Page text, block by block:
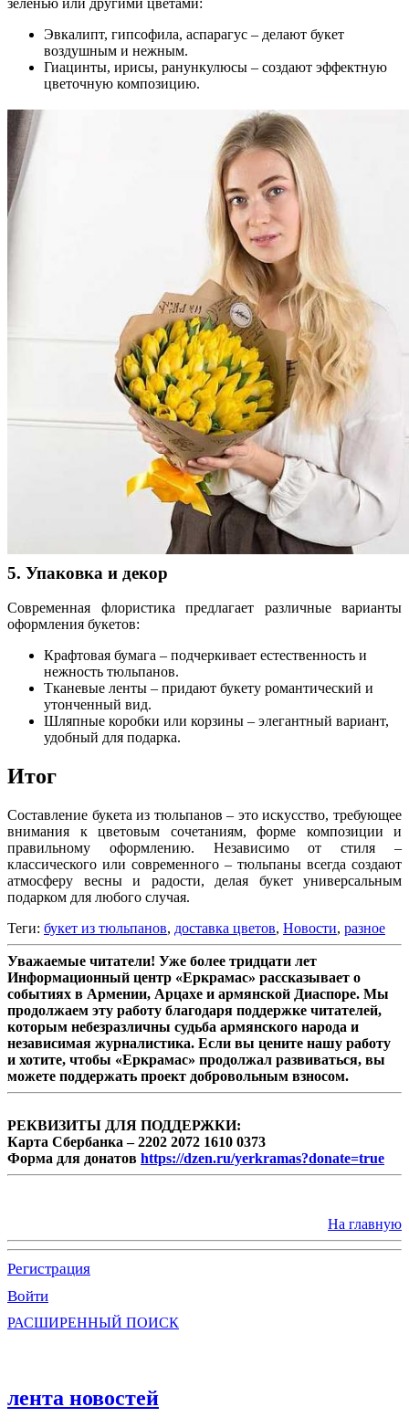
зеленью или другими цветами:
Эвкалипт, гипсофила, аспарагус – делают букет
воздушным и нежным.
Гиацинты, ирисы, ранункулюсы – создают эффектную
цветочную композицию.
5. Упаковка и декор
Современная флористика предлагает различные варианты
оформления букетов:
Крафтовая бумага – подчеркивает естественность и
нежность тюльпанов.
Тканевые ленты – придают букету романтический и
утонченный вид.
Шляпные коробки или корзины – элегантный вариант,
удобный для подарка.
Итог
Составление букета из тюльпанов – это искусство, требующее
внимания к цветовым сочетаниям, форме композиции и
правильному оформлению. Независимо от стиля –
классического или современного – тюльпаны всегда создают
атмосферу весны и радости, делая букет универсальным
подарком для любого случая.
Теги: букет из тюльпанов, доставка цветов, Новости, разное
Уважаемые читатели! Уже более тридцати лет
Информационный центр «Еркрамас» рассказывает о
событиях в Армении, Арцахе и армянской Диаспоре. Мы
продолжаем эту работу благодаря поддержке читателей,
которым небезразличны судьба армянского народа и
независимая журналистика. Если вы цените нашу работу
и хотите, чтобы «Еркрамас» продолжал развиваться, вы
можете поддержать проект добровольным взносом.
РЕКВИЗИТЫ ДЛЯ ПОДДЕРЖКИ:
Карта Сбербанка – 2202 2072 1610 0373
Форма для донатов https://dzen.ru/yerkramas?donate=true
На главную
Регистрация
Войти
РАСШИРЕННЫЙ ПОИСК
лента новостей